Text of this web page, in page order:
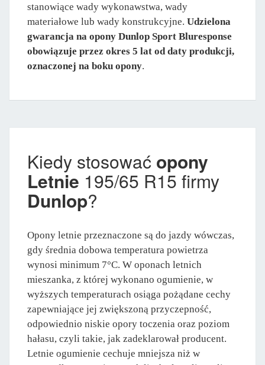
stanowiące wady wykonawstwa, wady
materiałowe lub wady konstrukcyjne. Udzielona
gwarancja na opony Dunlop Sport Bluresponse
obowiązuje przez okres 5 lat od daty produkcji,
oznaczonej na boku opony.
Kiedy stosować opony
Letnie 195/65 R15 firmy
Dunlop?
Opony letnie przeznaczone są do jazdy wówczas,
gdy średnia dobowa temperatura powietrza
wynosi minimum 7°C. W oponach letnich
mieszanka, z której wykonano ogumienie, w
wyższych temperaturach osiąga pożądane cechy
zapewniające jej zwiększoną przyczepność,
odpowiednio niskie opory toczenia oraz poziom
hałasu, czyli takie, jak zadeklarował producent.
Letnie ogumienie cechuje mniejsza niż w